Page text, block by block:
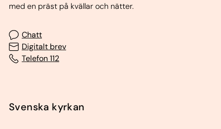
med en präst på kvällar och nätter.
Chatt
Digitalt brev
Telefon 112
Svenska kyrkan